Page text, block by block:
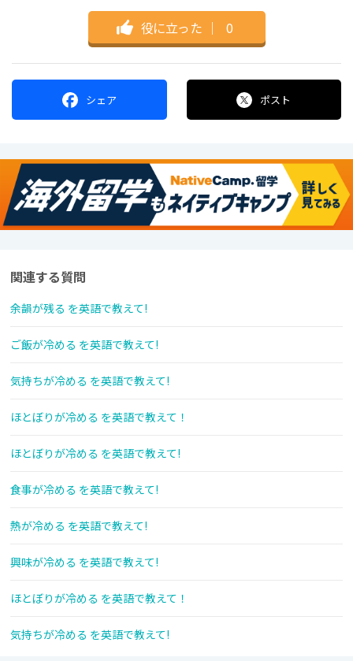
役に立った ｜ 0
シェア ポスト
関連する質問
余韻が残る を英語で教えて!
ご飯が冷める を英語で教えて!
気持ちが冷める を英語で教えて!
ほとぼりが冷める を英語で教えて！
ほとぼりが冷める を英語で教えて!
食事が冷める を英語で教えて!
熱が冷める を英語で教えて!
興味が冷める を英語で教えて!
ほとぼりが冷める を英語で教えて！
気持ちが冷める を英語で教えて!